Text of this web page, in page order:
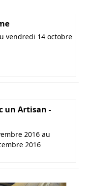
vendredi 14 octobre
un Artisan -
2016 au
2016